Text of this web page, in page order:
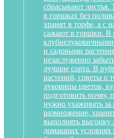
сбрасывают листья.
в горшках без
хранят в торфе, а с
сажают в горшки. В
и садовыми
незаслуженно
лучшие сорта. В
растений, советы о
луковицы цветов,
подготовить почву,
нужно ухаживать за
размножение,
выполнять выгонку
домашних условиях